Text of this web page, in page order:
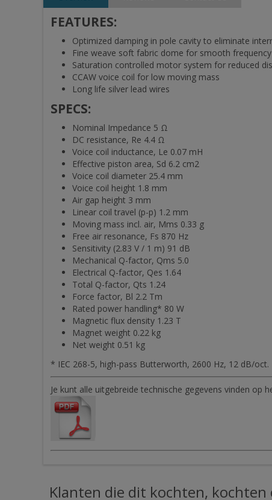
FEATURES:
Optimized damping in pole cavity to eliminate
Fine weave soft fabric dome for smooth
Saturation controlled motor system for reduced
CCAW voice coil for low moving mass
Long life silver lead wires
SPECS:
Nominal Impedance 5 Ω
DC resistance, Re 4.4 Ω
Voice coil inductance, Le 0.07 mH
Effective piston area, Sd 6.2 cm2
Voice coil diameter 25.4 mm
Voice coil height 1.8 mm
Air gap height 3 mm
Linear coil travel (p-p) 1.2 mm
Moving mass incl. air, Mms 0.33 g
Free air resonance, Fs 870 Hz
Sensitivity (2.83 V / 1 m) 91 dB
Mechanical Q-factor, Qms 5.0
Electrical Q-factor, Qes 1.64
Total Q-factor, Qts 1.24
Force factor, Bl 2.2 Tm
Rated power handling* 80 W
Magnetic flux density 1.23 T
Magnet weight 0.22 kg
Net weight 0.51 kg
* IEC 268-5, high-pass Butterworth, 2600 Hz, 12 dB/oct.
Je kunt alle uitgebreide technische gegevens vinden op
Klanten die dit kochten, kochten